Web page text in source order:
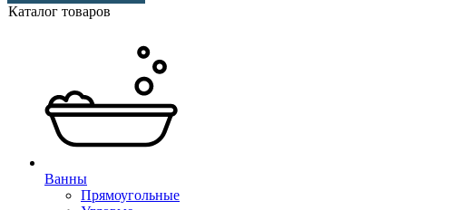
Каталог товаров
Ванны
Прямоугольные